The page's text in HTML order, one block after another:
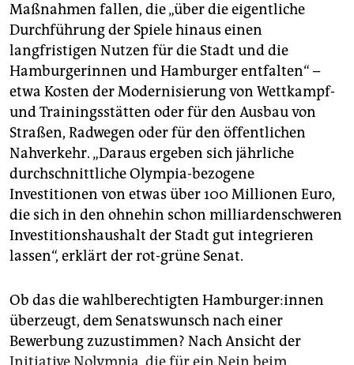
Maßnahmen fallen, die „über die eigentliche
Durchführung der Spiele hinaus einen
langfristigen Nutzen für die Stadt und die
Hamburgerinnen und Hamburger entfalten“ –
etwa Kosten der Modernisierung von Wettkampf-
und Trainingsstätten oder für den Ausbau von
Straßen, Radwegen oder für den öffentlichen
Nahverkehr. „Daraus ergeben sich jährliche
durchschnittliche Olympia-bezogene
Investitionen von etwas über 100 Millionen Euro,
die sich in den ohnehin schon milliardenschweren
Investitionshaushalt der Stadt gut integrieren
lassen“, erklärt der rot-grüne Senat.
Ob das die wahlberechtigten Ham­bur­ge­r:in­nen
überzeugt, dem Senatswunsch nach einer
Bewerbung zuzustimmen? Nach Ansicht der